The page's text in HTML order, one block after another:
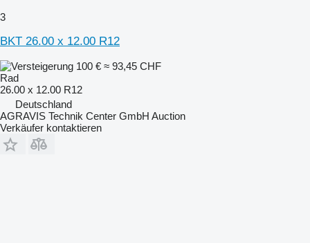
3
BKT 26.00 x 12.00 R12
100 € ≈ 93,45 CHF
Rad
26.00 x 12.00 R12
Deutschland
AGRAVIS Technik Center GmbH Auction
Verkäufer kontaktieren